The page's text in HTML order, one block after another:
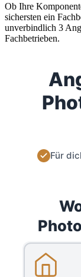
Ob Ihre
sichersten ein
unverbindlich 3
Fachbetrieben.
Für